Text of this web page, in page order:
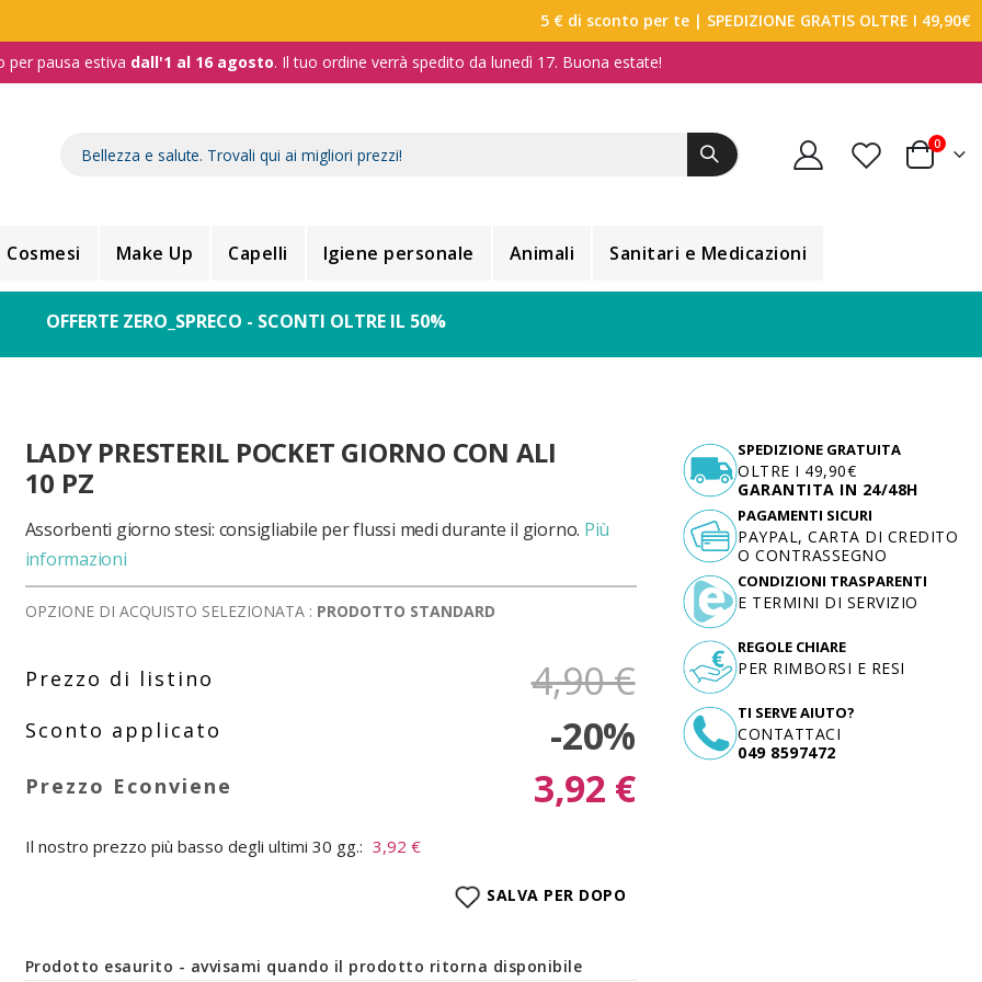
5 € di sconto per te | SPEDIZIONE GRATIS OLTRE I 49,90€
per pausa estiva dall'1 al 16 agosto. Il tuo ordine verrà spedito da lunedì 17. Buona estate!
Carrello
0
Cosmesi Make Up Capelli Igiene personale Animali Sanitari e Medicazioni
OFFERTE ZERO_SPRECO - SCONTI OLTRE IL 50%
LADY PRESTERIL POCKET GIORNO CON ALI
10 PZ
Assorbenti giorno stesi: consigliabile per flussi medi durante il giorno. Più
informazioni
OPZIONE DI ACQUISTO SELEZIONATA : PRODOTTO STANDARD
4,90 €
-20%
3,92 €
Il nostro prezzo più basso degli ultimi 30 gg.: 3,92 €
SALVA PER DOPO
Prodotto esaurito - avvisami quando il prodotto ritorna disponibile
SPEDIZIONE GRATUITA
OLTRE I 49,90€
GARANTITA IN 24/48H
TI SERVE AIUTO?
CONTATTACI
049 8597472
PAGAMENTI SICURI
PAYPAL, CARTA DI CREDITO
O CONTRASSEGNO
CONDIZIONI TRASPARENTI
E TERMINI DI SERVIZIO
REGOLE CHIARE
PER RIMBORSI E RESI